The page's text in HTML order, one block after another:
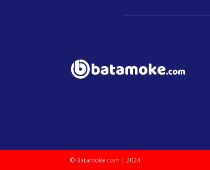
© Batamoke.com | 2024